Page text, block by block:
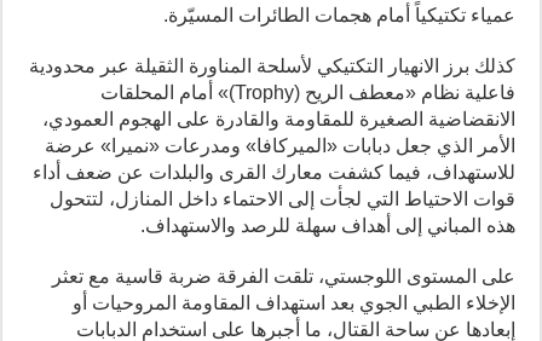
عمياء تكتيكياً أمام هجمات الطائرات المسيّرة.
كذلك برز الانهيار التكتيكي لأسلحة المناورة الثقيلة عبر محدودية
فاعلية نظام «معطف الريح (Trophy)» أمام المحلقات
الانقضاضية الصغيرة للمقاومة والقادرة على الهجوم العمودي،
الأمر الذي جعل دبابات «الميركافا» ومدرعات «نميرا» عرضة
للاستهداف، فيما كشفت معارك القرى والبلدات عن ضعف أداء
قوات الاحتياط التي لجأت إلى الاحتماء داخل المنازل، لتتحول
هذه المباني إلى أهداف سهلة للرصد والاستهداف.
على المستوى اللوجستي، تلقت الفرقة ضربة قاسية مع تعثر
الإخلاء الطبي الجوي بعد استهداف المقاومة المروحيات أو
إبعادها عن ساحة القتال، ما أجبرها على استخدام الدبابات